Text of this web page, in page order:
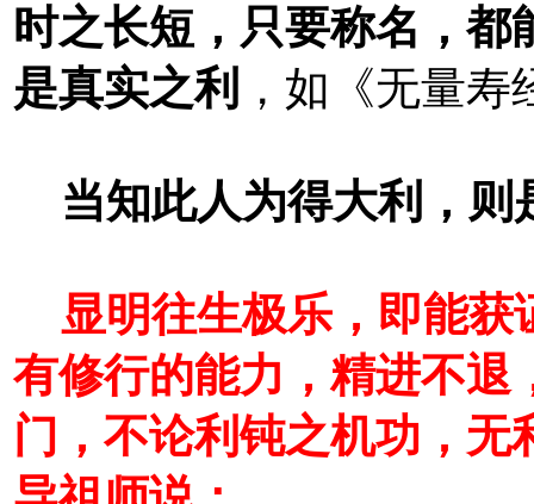
时之长短，只要称名，都
是真实之利
，如《无量寿
当知此人为得大利，则
显明往生极乐，即能
有修行的能力，精进不退
门，不论利钝之机功，